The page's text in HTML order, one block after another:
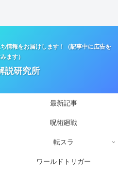
情報をお届けします！（記事中に広告を
ます）
説研究所
最新記事
呪術廻戦
転スラ
ワールドトリガー